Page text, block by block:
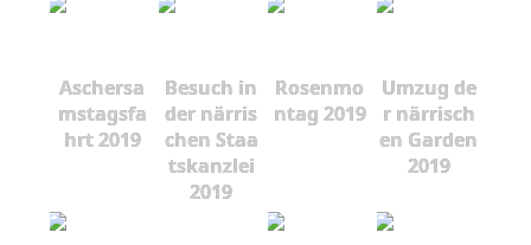
Aschersa
mstagsfa
hrt 2019
Besuch in
der närris
chen Staa
tskanzlei
2019
Rosenmo
ntag 2019
Umzug de
r närrisch
en Garden
2019